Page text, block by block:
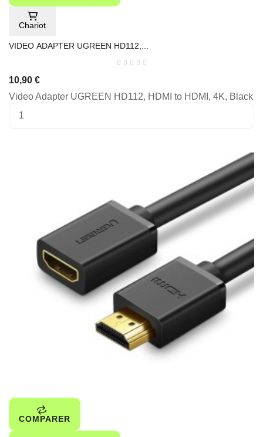
Chariot
VIDEO ADAPTER UGREEN HD112,...
10,90 €
Video Adapter UGREEN HD112, HDMI to HDMI, 4K, Black
COMPARER